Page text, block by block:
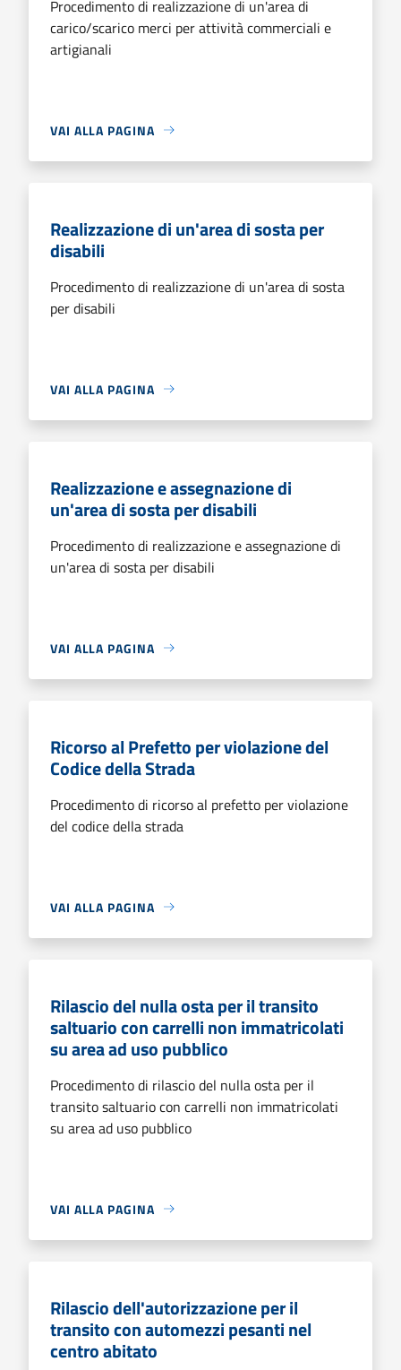
Procedimento di realizzazione di un'area di
carico/scarico merci per attività commerciali e
artigianali
VAI ALLA PAGINA
Realizzazione di un'area di sosta per
disabili
Procedimento di realizzazione di un'area di sosta
per disabili
VAI ALLA PAGINA
Realizzazione e assegnazione di
un'area di sosta per disabili
Procedimento di realizzazione e assegnazione di
un'area di sosta per disabili
VAI ALLA PAGINA
Ricorso al Prefetto per violazione del
Codice della Strada
Procedimento di ricorso al prefetto per violazione
del codice della strada
VAI ALLA PAGINA
Rilascio del nulla osta per il transito
saltuario con carrelli non immatricolati
su area ad uso pubblico
Procedimento di rilascio del nulla osta per il
transito saltuario con carrelli non immatricolati
su area ad uso pubblico
VAI ALLA PAGINA
Rilascio dell'autorizzazione per il
transito con automezzi pesanti nel
centro abitato